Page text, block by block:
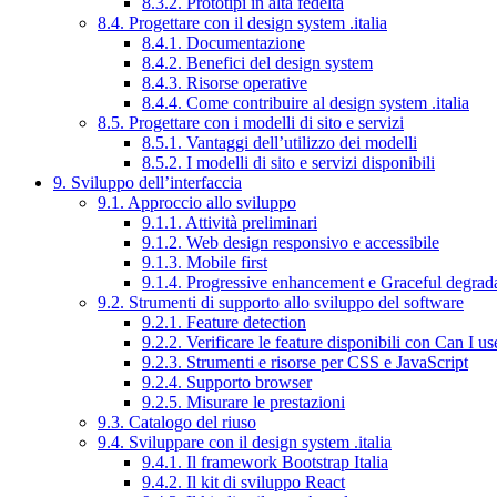
8.4. Progettare con il design system .italia
8.4.1. Documentazione
8.4.2. Benefici del design system
8.4.3. Risorse operative
8.4.4. Come contribuire al design system .italia
8.5. Progettare con i modelli di sito e servizi
8.5.1. Vantaggi dell’utilizzo dei modelli
8.5.2. I modelli di sito e servizi disponibili
9. Sviluppo dell’interfaccia
9.1. Approccio allo sviluppo
9.1.1. Attività preliminari
9.1.2. Web design responsivo e accessibile
9.1.3. Mobile first
9.1.4. Progressive enhancement e Graceful
9.2. Strumenti di supporto allo sviluppo del software
9.2.1. Feature detection
9.2.2. Verificare le feature disponibili con Can I
9.2.3. Strumenti e risorse per CSS e JavaScript
9.2.4. Supporto browser
9.2.5. Misurare le prestazioni
9.3. Catalogo del riuso
9.4. Sviluppare con il design system .italia
9.4.1. Il framework Bootstrap Italia
9.4.2. Il kit di sviluppo React